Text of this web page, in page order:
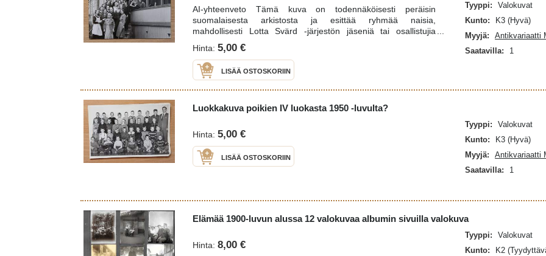
AI-yhteenveto Tämä kuva on todennäköisesti peräisin
suomalaisesta arkistosta ja esittää ryhmää naisia,
mahdollisesti Lotta Svärd -järjestön jäseniä tai osallistujia
ompelukurssilla 1930- tai 1940-luvulla.Historiallinen konteksti:
Kuva liittyy suomalaiseen paikallishistoriaan, ja monet
vastaavat kuvat esittävät lottia, äitejä tai muita naisryhmiä
juhlatilaisuuksissa tai kursseilla. Pukeutuminen: Kuvassa näkyy
tai kurssi. Tunnistaminen: Joitakin kuvassa olevia henkilöitä on
kautta, mikä viittaa siihen, että kyseessä on aito historiallinen
valokuva.
Hinta: 5,00 €
LISÄÄ OSTOSKORIIN
Tyyppi:
Valokuvat
Kunto:
K3 (Hyvä)
Myyjä:
Antikvariaatti
Saatavilla:
1
Luokkakuva poikien IV luokasta 1950 -luvulta?
Hinta: 5,00 €
LISÄÄ OSTOSKORIIN
Tyyppi:
Valokuvat
Kunto:
K3 (Hyvä)
Myyjä:
Antikvariaatti
Saatavilla:
1
Elämää 1900-luvun alussa 12 valokuvaa albumin sivuilla valokuva
Hinta: 8,00 €
Tyyppi:
Valokuvat
Kunto:
K2